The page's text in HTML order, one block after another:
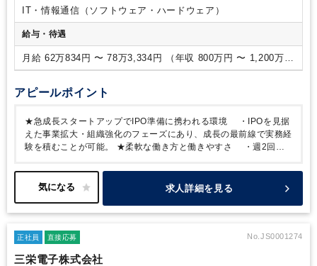
IT・情報通信（ソフトウェア・ハードウェア）
給与・待遇
月給 62万834円 〜 78万3,334円 （年収 800万円 〜 1,200万
円）
アピールポイント
★急成長スタートアップでIPO準備に携われる環境 ・IPOを見据
えた事業拡大・組織強化のフェーズにあり、成長の最前線で実務経
験を積むことが可能。
★柔軟な働き方と働きやすさ
・週2回程
求人詳細を見る
正社員 直接応募 No.JS0001274
三栄電子株式会社